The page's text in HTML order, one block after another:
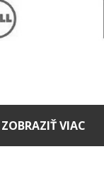
ZOBRAZIŤ VIAC